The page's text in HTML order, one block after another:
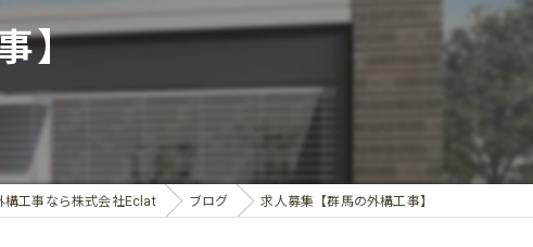
】
構工事なら株式会社Eclat ブログ 求人募集【群馬の外構工事】